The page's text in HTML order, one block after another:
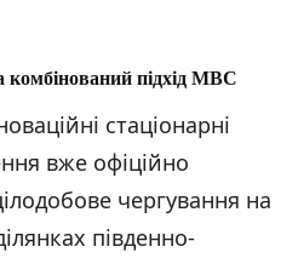
комбінований підхід МВС
стаціонарні
вже офіційно
чергування на
південно-